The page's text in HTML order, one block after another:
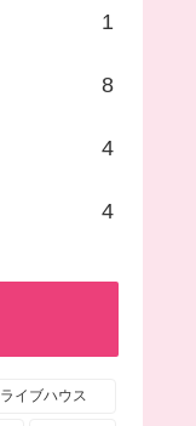
1
8
4
4
ライブハウス